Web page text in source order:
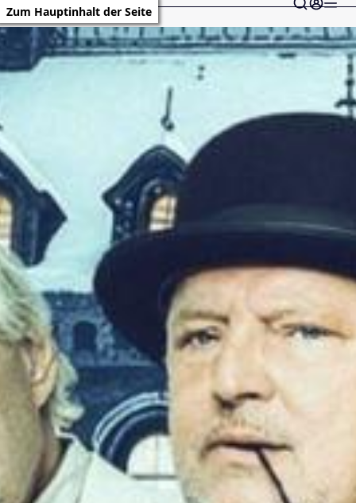
Zum Hauptinhalt der Seite